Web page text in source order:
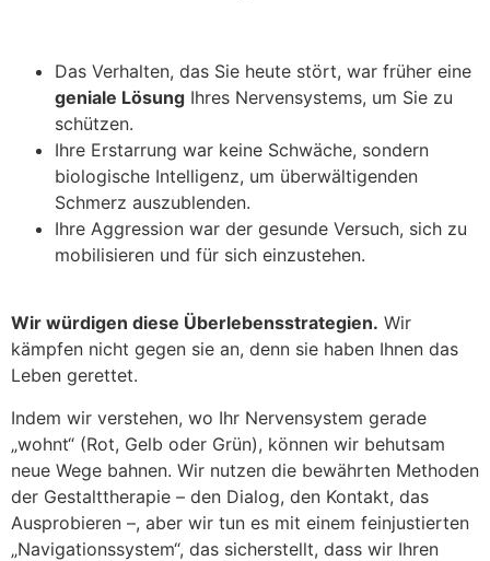
Das Verhalten, das Sie heute stört, war früher eine
geniale Lösung Ihres Nervensystems, um Sie zu
schützen.
Ihre Erstarrung war keine Schwäche, sondern
biologische Intelligenz, um überwältigenden
Schmerz auszublenden.
Ihre Aggression war der gesunde Versuch, sich zu
mobilisieren und für sich einzustehen.
Wir würdigen diese Überlebensstrategien. Wir
kämpfen nicht gegen sie an, denn sie haben Ihnen das
Leben gerettet.
Indem wir verstehen, wo Ihr Nervensystem gerade
„wohnt“ (Rot, Gelb oder Grün), können wir behutsam
neue Wege bahnen. Wir nutzen die bewährten Methoden
der Gestalttherapie – den Dialog, den Kontakt, das
Ausprobieren –, aber wir tun es mit einem feinjustierten
„Navigationssystem“, das sicherstellt, dass wir Ihren